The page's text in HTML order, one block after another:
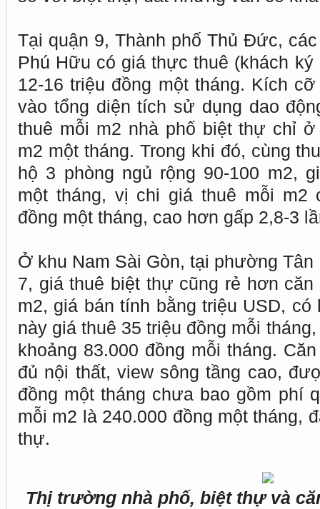
Tại quận 9, Thành phố Thủ Đức,
Phú Hữu có giá thực thuê (khách
12-16 triệu đồng một tháng. Kích
vào tổng diện tích sử dụng dao
thuê mỗi m2 nhà phố biệt thự chỉ ở
m2 một tháng. Trong khi đó, cùng
hộ 3 phòng ngủ rộng 90-100 m2,
một tháng, vị chi giá thuê mỗi m2
đồng một tháng, cao hơn gấp 2,8-3
Ở khu Nam Sài Gòn, tại phường
7, giá thuê biệt thự cũng rẻ hơn
m2, giá bán tính bằng triệu USD,
này giá thuê 35 triệu đồng mỗi
khoảng 83.000 đồng mỗi tháng.
đủ nội thất, view sông tầng cao,
đồng một tháng chưa bao gồm phí
mỗi m2 là 240.000 đồng một tháng,
thự.
Thị trường nhà phố, biệt thự và